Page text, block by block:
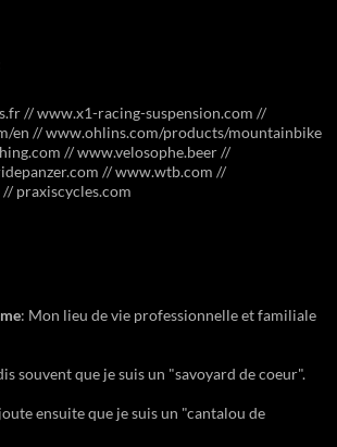
// www.x1-racing-suspension.com //
en // www.ohlins.com/products/mountainbike
// www.velosophe.beer //
// www.wtb.com //
praxiscycles.com
: Mon lieu de vie professionnelle et familiale
souvent que je suis un "savoyard de coeur".
ensuite que je suis un "cantalou de